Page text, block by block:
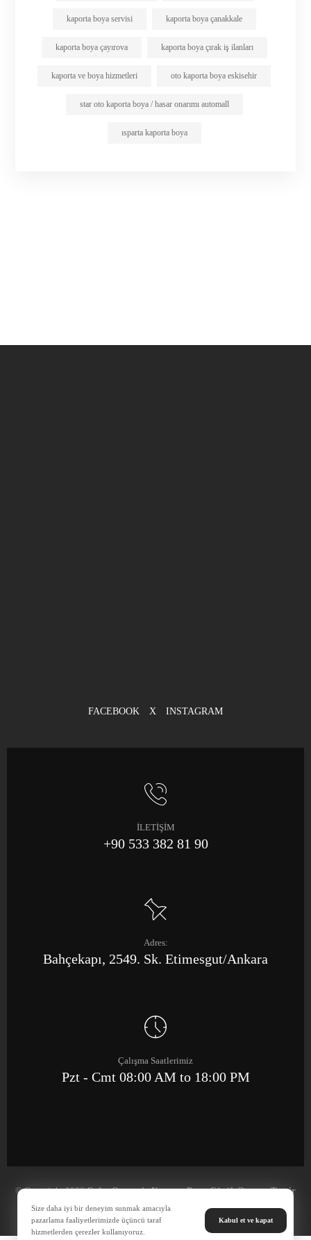
kaporta boya servisi kaporta boya çanakkale
kaporta boya çayırova kaporta boya çırak iş ilanları
kaporta ve boya hizmetleri oto kaporta boya eskisehir
star oto kaporta boya / hasar onarımı automall
ısparta kaporta boya
FACEBOOK X INSTAGRAM
İLETİŞİM
+90 533 382 81 90
Adres:
Bahçekapı, 2549. Sk. Etimesgut/Ankara
Çalışma Saatlerimiz
Pzt - Cmt 08:00 AM to 18:00 PM
© Copyright 2026Çağrı Otomotiv Kaporta Boya Göçük Onarım Tamir
Merkezi
Size daha iyi bir deneyim sunmak amacıyla
pazarlama faaliyetlerimizde üçüncü taraf
hizmetlerden çerezler kullanıyoruz.
Kabul et ve kapat